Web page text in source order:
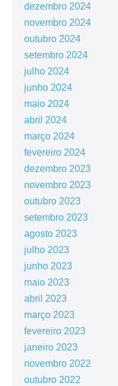
dezembro 2024
novembro 2024
outubro 2024
setembro 2024
julho 2024
junho 2024
maio 2024
abril 2024
março 2024
fevereiro 2024
dezembro 2023
novembro 2023
outubro 2023
setembro 2023
agosto 2023
julho 2023
junho 2023
maio 2023
abril 2023
março 2023
fevereiro 2023
janeiro 2023
novembro 2022
outubro 2022